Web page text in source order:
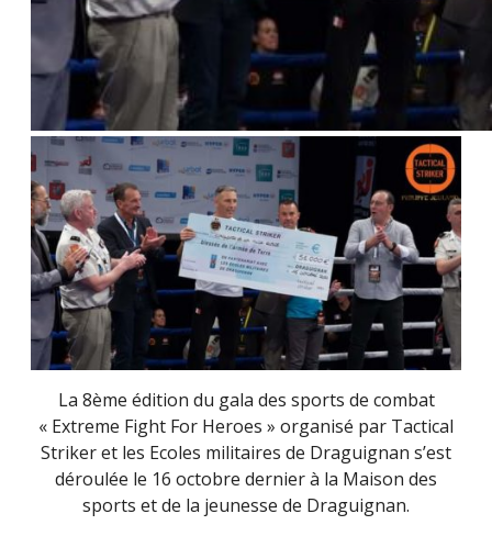
La 8ème édition du gala des sports de combat
« Extreme Fight For Heroes » organisé par Tactical
Striker et les Ecoles militaires de Draguignan s’est
déroulée le 16 octobre dernier à la Maison des
sports et de la jeunesse de Draguignan.